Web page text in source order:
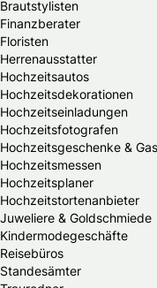
Brautstylisten
Finanzberater
Floristen
Herrenausstatter
Hochzeitsautos
Hochzeitsdekorationen
Hochzeitseinladungen
Hochzeitsfotografen
Hochzeitsgeschenke &
Hochzeitsmessen
Hochzeitsplaner
Hochzeitstortenanbieter
Juweliere & Goldschmiede
Kindermodegeschäfte
Reisebüros
Standesämter